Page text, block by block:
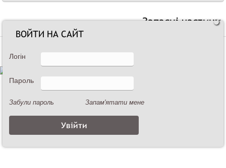
Запасні частини
ВОЙТИ НА САЙТ
Логін
Пароль
Забули пароль Запам'ятати мене